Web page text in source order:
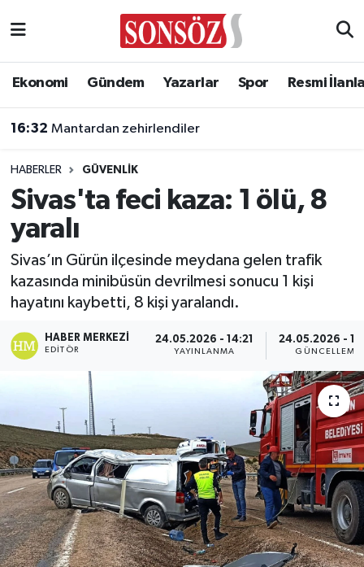
Ekonomi Gündem Yazarlar Spor Resmi
16:32 Mantardan zehirlendiler
HABERLER GÜVENLIK
Sivas'ta feci kaza: 1 ölü, 8
yaralı
Sivas’ın Gürün ilçesinde meydana gelen trafik
kazasında minibüsün devrilmesi sonucu 1 kişi
hayatını kaybetti, 8 kişi yaralandı.
HABER MERKEZI
EDITÖR
24.05.2026 - 14:21
YAYINLANMA
24.05.2026 -
GÜNCELLEME
Asayiş
Biyografi
Çevre
Diğer
Dünya
Eğitim
Ekonomi
Eleman
Emlak
Gündem
Gurme
Ankara Nöbetçi Eczaneler
Ankara Trafik Yoğunluk Haritası
Süper Lig Puan Durumu ve Fikstür
Tüm Manşetler
Son Dakika Haberleri
Haber Arşivi